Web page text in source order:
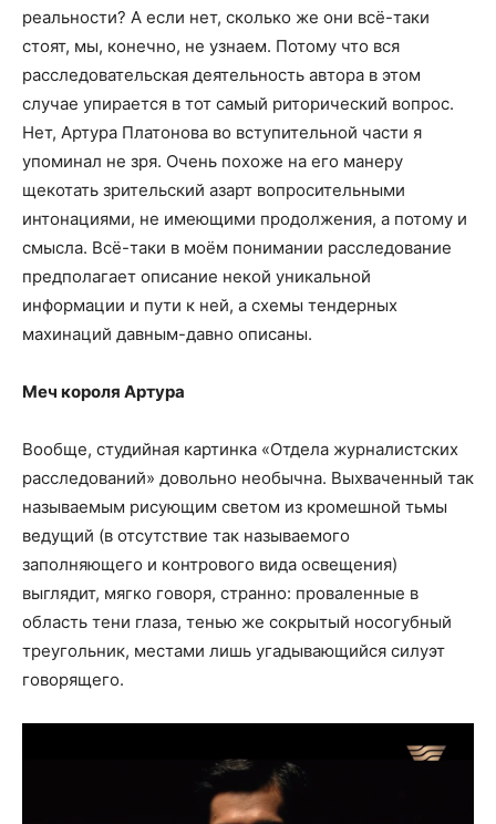
реальности? А если нет, сколько же они всё-таки
стоят, мы, конечно, не узнаем. Потому что вся
расследовательская деятельность автора в этом
случае упирается в тот самый риторический вопрос.
Нет, Артура Платонова во вступительной части я
упоминал не зря. Очень похоже на его манеру
щекотать зрительский азарт вопросительными
интонациями, не имеющими продолжения, а потому и
смысла. Всё-таки в моём понимании расследование
предполагает описание некой уникальной
информации и пути к ней, а схемы тендерных
махинаций давным-давно описаны.
Меч короля Артура
Вообще, студийная картинка «Отдела журналистских
расследований» довольно необычна. Выхваченный так
называемым рисующим светом из кромешной тьмы
ведущий (в отсутствие так называемого
заполняющего и контрового вида освещения)
выглядит, мягко говоря, странно: проваленные в
область тени глаза, тенью же сокрытый носогубный
треугольник, местами лишь угадывающийся силуэт
говорящего.